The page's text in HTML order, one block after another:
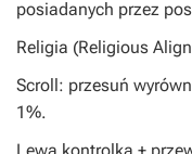
posiadanych przez
Religia (Religious
Scroll: przesuń
1%.